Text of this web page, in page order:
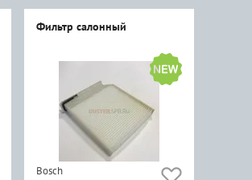
Фильтр салонный
Bosch